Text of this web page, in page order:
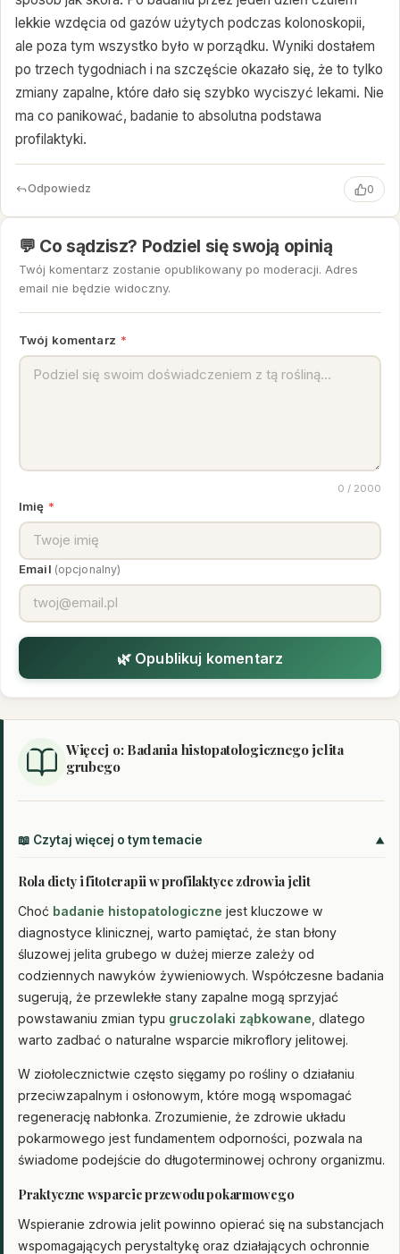
lekkie wzdęcia od gazów użytych podczas kolonoskopii,
ale poza tym wszystko było w porządku. Wyniki dostałem
po trzech tygodniach i na szczęście okazało się, że to tylko
zmiany zapalne, które dało się szybko wyciszyć lekami. Nie
ma co panikować, badanie to absolutna podstawa
profilaktyki.
Odpowiedz 0
💬 Co sądzisz? Podziel się swoją opinią
Twój komentarz zostanie opublikowany po moderacji. Adres
email nie będzie widoczny.
Twój komentarz *
0 / 2000
Imię *
Email (opcjonalny)
🌿 Opublikuj komentarz
Więcej o: Badania histopatologicznego jelita
grubego
📖 Czytaj więcej o tym temacie
Rola diety i fitoterapii w profilaktyce zdrowia jelit
Choć badanie histopatologiczne jest kluczowe w
diagnostyce klinicznej, warto pamiętać, że stan błony
śluzowej jelita grubego w dużej mierze zależy od
codziennych nawyków żywieniowych. Współczesne badania
sugerują, że przewlekłe stany zapalne mogą sprzyjać
powstawaniu zmian typu gruczolaki ząbkowane , dlatego
warto zadbać o naturalne wsparcie mikroflory jelitowej.
W ziołolecznictwie często sięgamy po rośliny o działaniu
przeciwzapalnym i osłonowym, które mogą wspomagać
regenerację nabłonka. Zrozumienie, że zdrowie układu
pokarmowego jest fundamentem odporności, pozwala na
świadome podejście do długoterminowej ochrony organizmu.
Praktyczne wsparcie przewodu pokarmowego
Wspieranie zdrowia jelit powinno opierać się na substancjach
wspomagających perystaltykę oraz działających ochronnie